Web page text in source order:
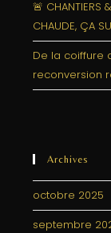
🚨 CHANTIERS
CHAUDE, ÇA
De la coiffure
reconversion
Archives
octobre 2025
septembre